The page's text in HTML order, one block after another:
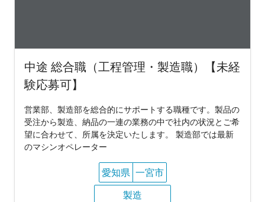
中途 総合職（工程管理・製造職）【未経
験応募可】
営業部、製造部を総合的にサポートする職種です。製品の
受注から製造、納品の一連の業務の中で社内の状況とご希
望に合わせて、所属を決定いたします。 製造部では最新
のマシンオペレーター
愛知県 一宮市
製造